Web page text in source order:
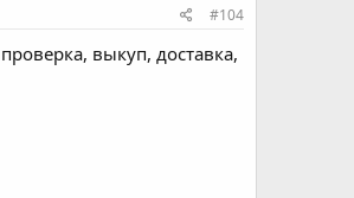
#104
выкуп, доставка,